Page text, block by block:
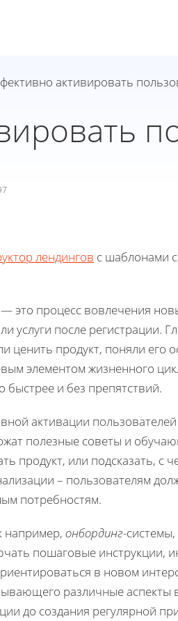
активировать
лендингов с шаблонами
это процесс вовлечения
услуги после регистрации.
ценить продукт, поняли его
элементом жизненного
быстрее и без препятствий.
активации
полезные советы и
продукт, или подсказать, с
– пользователям
потребностям.
например, онбординг-
пошаговые инструкции,
в новом
различные
до создания регулярной